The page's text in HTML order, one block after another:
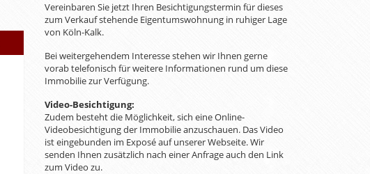
Vereinbaren Sie jetzt Ihren Besichtigungstermin für dieses
zum Verkauf stehende Eigentumswohnung in ruhiger Lage
von Köln-Kalk.
Bei weitergehendem Interesse stehen wir Ihnen gerne
vorab telefonisch für weitere Informationen rund um diese
Immobilie zur Verfügung.
Video-Besichtigung:
Zudem besteht die Möglichkeit, sich eine Online-
Videobesichtigung der Immobilie anzuschauen. Das Video
ist eingebunden im Exposé auf unserer Webseite. Wir
senden Ihnen zusätzlich nach einer Anfrage auch den Link
zum Video zu.